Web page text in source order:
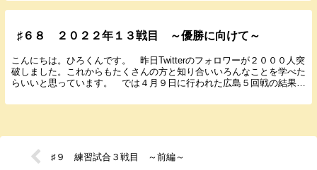
♯６８ ２０２２年１３戦目 ～優勝に向けて～
こんにちは。ひろくんです。 昨日Twitterのフォロワーが２０００人突
破しました。これからもたくさんの方と知り合いいろんなことを学べた
らいいと思っています。 では４月９日に行われた広島５回戦の結果と
♯９ 練習試合３戦目 ～前編～